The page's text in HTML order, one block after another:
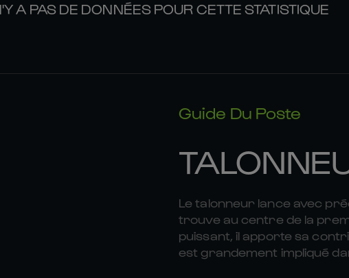
A PAS DE DONNÉES POUR CETTE STATISTIQUE
Guide Du Poste
Le talonneur lance avec
trouve au centre de la
puissant, il apporte sa
est grandement impliqué